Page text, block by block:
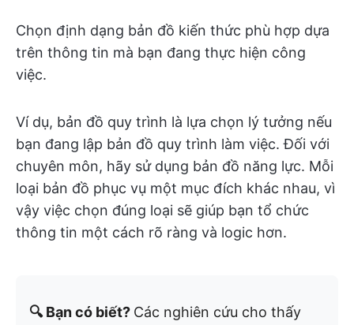
Chọn định dạng bản đồ kiến thức phù hợp dựa
trên thông tin mà bạn đang thực hiện công
việc.
Ví dụ, bản đồ quy trình là lựa chọn lý tưởng nếu
bạn đang lập bản đồ quy trình làm việc. Đối với
chuyên môn, hãy sử dụng bản đồ năng lực. Mỗi
loại bản đồ phục vụ một mục đích khác nhau, vì
vậy việc chọn đúng loại sẽ giúp bạn tổ chức
thông tin một cách rõ ràng và logic hơn.
🔍 Bạn có biết? Các nghiên cứu cho thấy